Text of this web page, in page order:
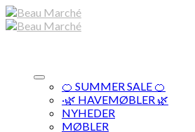
Skip
to
🍊 SUMMER SALE 🍊
·🌿 HAVEMØBLER 🌿
NYHEDER
MØBLER